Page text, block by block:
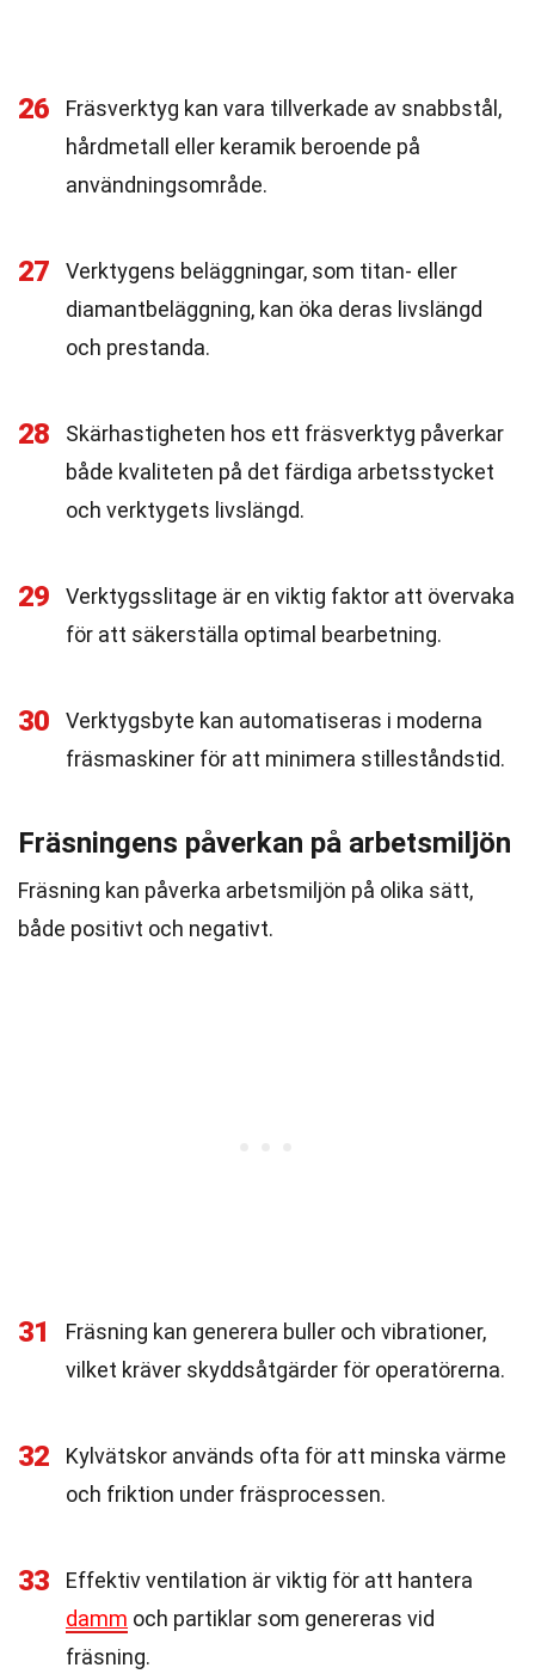
26
Fräsverktyg kan vara tillverkade av snabbstål,
hårdmetall eller keramik beroende på
användningsområde.
27
Verktygens beläggningar, som titan- eller
diamantbeläggning, kan öka deras livslängd
och prestanda.
28
Skärhastigheten hos ett fräsverktyg påverkar
både kvaliteten på det färdiga arbetsstycket
och verktygets livslängd.
29
Verktygsslitage är en viktig faktor att övervaka
för att säkerställa optimal bearbetning.
30
Verktygsbyte kan automatiseras i moderna
fräsmaskiner för att minimera stilleståndstid.
Fräsningens påverkan på arbetsmiljön
Fräsning kan påverka arbetsmiljön på olika sätt,
både positivt och negativt.
31
Fräsning kan generera buller och vibrationer,
vilket kräver skyddsåtgärder för operatörerna.
32
Kylvätskor används ofta för att minska värme
och friktion under fräsprocessen.
33
Effektiv ventilation är viktig för att hantera
damm och partiklar som genereras vid
fräsning.